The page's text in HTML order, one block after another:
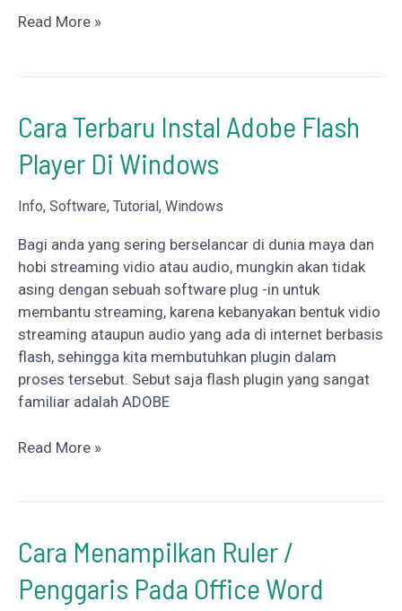
Cara
4433
atau
4343
Read More »
Cara Terbaru Instal Adobe Flash
Player Di Windows
Info, Software, Tutorial, Windows
Bagi anda yang sering berselancar di dunia maya dan
hobi streaming vidio atau audio, mungkin akan tidak
asing dengan sebuah software plug -in untuk
membantu streaming, karena kebanyakan bentuk vidio
streaming ataupun audio yang ada di internet berbasis
flash, sehingga kita membutuhkan plugin dalam
proses tersebut. Sebut saja flash plugin yang sangat
familiar adalah ADOBE
Cara
Player
Di
Windows
Read More »
Cara Menampilkan Ruler /
Penggaris Pada Office Word